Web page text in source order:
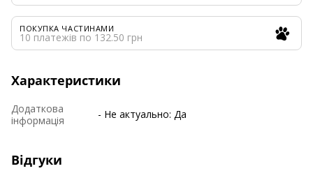
ПОКУПКА ЧАСТИНАМИ
10 платежів по 132.50 грн
Характеристики
Додаткова
інформація
- Не актуально: Да
Відгуки